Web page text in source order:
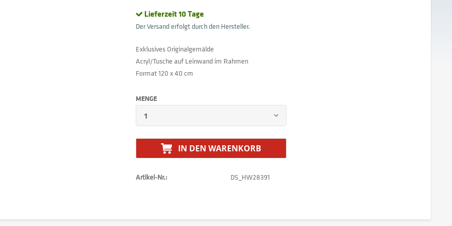
Lieferzeit 10 Tage
Der Versand erfolgt durch den Hersteller.
Exklusives Originalgemälde
Acryl/Tusche auf Leinwand im Rahmen
Format 120 x 40 cm
MENGE
IN DEN WARENKORB
Artikel-Nr.: DS_HW28391